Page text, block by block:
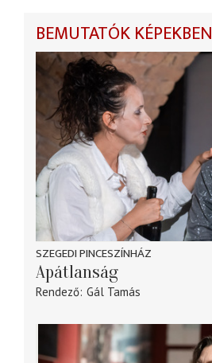
BEMUTATÓK KÉPEKBEN
SZEGEDI PINCESZÍNHÁZ
Apátlanság
Rendező Gál Tamás